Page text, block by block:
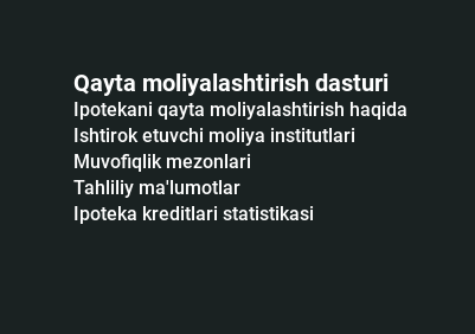
Qayta moliyalashtirish dasturi
Ipotekani qayta moliyalashtirish haqida
Ishtirok etuvchi moliya institutlari
Muvofiqlik mezonlari
Tahliliy ma'lumotlar
Ipoteka kreditlari statistikasi